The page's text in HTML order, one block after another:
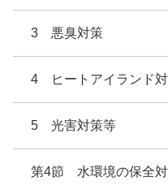
3 悪臭対策
4 ヒートアイランド
5 光害対策等
第4節 水環境の保全